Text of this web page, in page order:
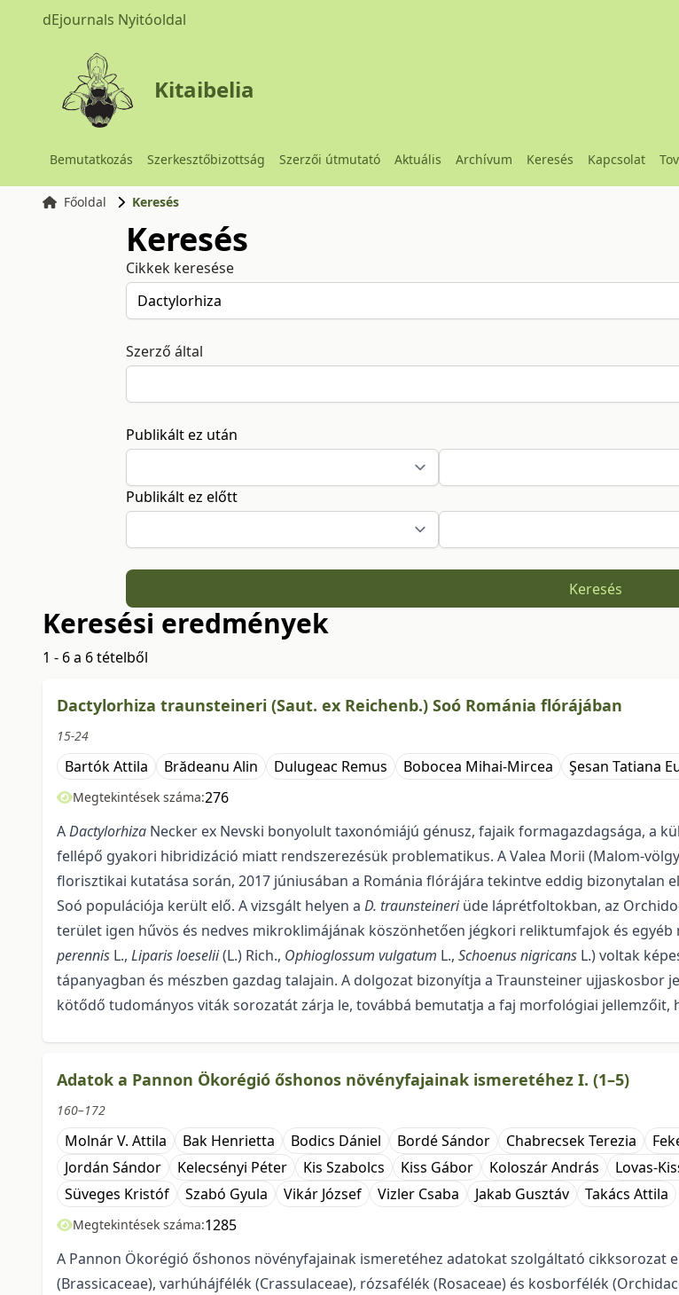
dEjournals Nyitóoldal
Kitaibelia
Bemutatkozás Szerkesztőbizottság Szerzői útmutató Aktuális Archívum Keresés Kapcsolat
Főoldal Keresés
Keresés
Cikkek keresése
Szerző által
Publikált ez után
Publikált ez előtt
Keresés
Keresési eredmények
1 - 6 a 6 tételből
Dactylorhiza traunsteineri (Saut. ex Reichenb.) Soó Románia flórájában
15-24
Bartók Attila Brădeanu Alin Dulugeac Remus Bobocea Mihai-Mircea Şesan Tatiana
Megtekintések száma:276
ADactylorhiza Necker ex Nevski bonyolult taxonómiájú génusz, fajaik formagazdagsága, a
fellépő gyakori hibridizáció miatt rendszerezésük problematikus. A Valea Morii (Malom-
florisztikai kutatása során, 2017 júniusában a Románia flórájára tekintve eddig bizonytalan
Soó populációja került elő. A vizsgált helyen a D. traunsteineriüde láprétfoltokban, az
terület igen hűvös és nedves mikroklimájának köszönhetően jégkori reliktumfajok és egyéb
perennis L., Liparis loeselii(L.) Rich., Ophioglossum vulgatum L., Schoenus nigricans L.) voltak
tápanyagban és mészben gazdag talajain. A dolgozat bizonyítja a Traunsteiner ujjaskosbor
kötődő tudományos viták sorozatát zárja le, továbbá bemutatja a faj morfológiai jellemzőit,
Adatok a Pannon Ökorégió őshonos növényfajainak ismeretéhez I. (1–5)
160–172
Molnár V. Attila Bak Henrietta Bodics Dániel Bordé Sándor Chabrecsek Terezia
Jordán Sándor
Kelecsényi Péter Kis Szabolcs Kiss Gábor Koloszár András Lovas-
Süveges Kristóf
Szabó Gyula Vikár József Vizler Csaba Jakab Gusztáv Takács Attila
Megtekintések száma:1285
A Pannon Ökorégió őshonos növényfajainak ismeretéhez adatokat szolgáltató cikkso­rozat
(Brassicaceae), varhúhájfélék (Crassulaceae), rózsafélék (Rosaceae) és kosborfélék